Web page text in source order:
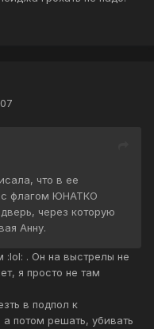
что в ее
с флагом ЮНАТКО
через которую
Анну.
:lol: . Он на выстрелы не
я просто не там
в подпол к
потом решать, убивать